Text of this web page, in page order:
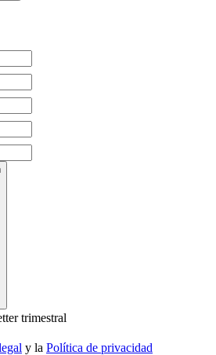
trimestral
y la Política de privacidad